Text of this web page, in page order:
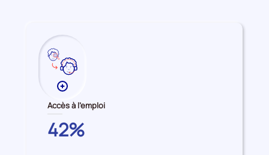
Plus
de
données
sur
les
Accès à l'emploi
COTES-
D'ARMOR
42%